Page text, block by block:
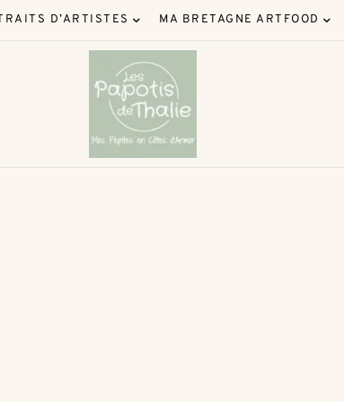
D’ARTISTES MA BRETAGNE ARTFOOD